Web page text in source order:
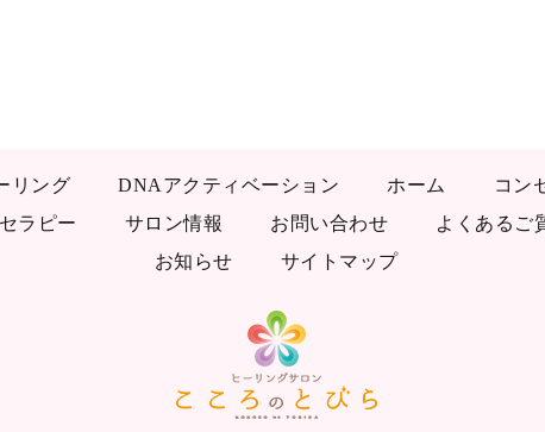
リング DNAアクティベーション ホーム コン
ラピー サロン情報 お問い合わせ よくあるご
お知らせ
サイトマップ